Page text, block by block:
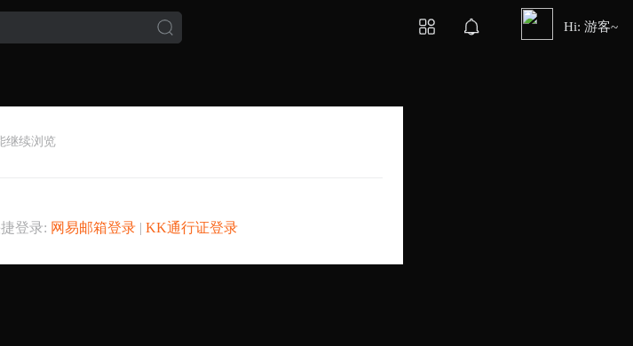
Hi: 游客~
继续浏览
登录: 网易邮箱登录| KK通行证登录